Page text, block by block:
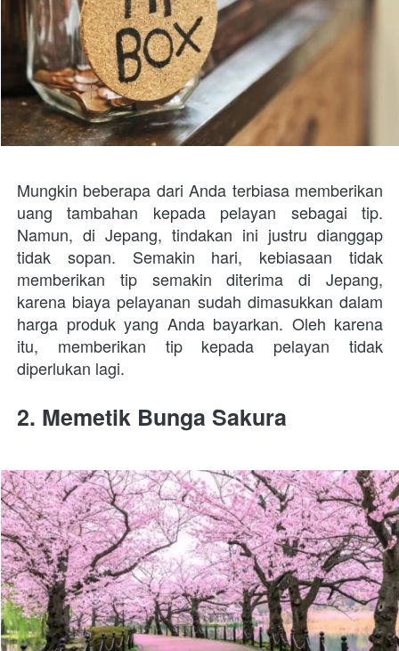
Mungkin beberapa dari Anda terbiasa memberikan
uang tambahan kepada pelayan sebagai tip.
Namun, di Jepang, tindakan ini justru dianggap
tidak sopan. Semakin hari, kebiasaan tidak
memberikan tip semakin diterima di Jepang,
karena biaya pelayanan sudah dimasukkan dalam
harga produk yang Anda bayarkan. Oleh karena
itu, memberikan tip kepada pelayan tidak
diperlukan lagi.
2. Memetik Bunga Sakura